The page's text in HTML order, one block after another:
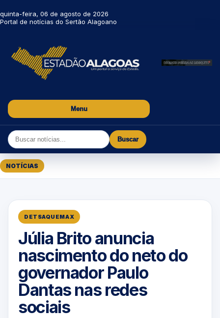
quinta-feira, 06 de agosto de 2026
Portal de notícias do Sertão Alagoano
Menu
Buscar
NOTÍCIAS
DETSAQUEMAX
Júlia Brito anuncia
nascimento do neto do
governador Paulo
Dantas nas redes
sociais